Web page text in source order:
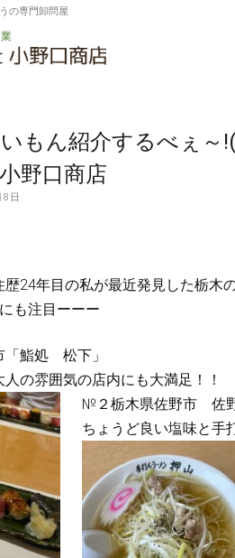
の専門卸問屋
もん紹介するべぇ～
野口商店
8日
24年目の私が最近発見した栃木
も注目ーーー
鮨処 松下」
の雰囲気の店内にも大満足！！
№２栃木県佐野市 佐野
ちょうど良い塩味と手